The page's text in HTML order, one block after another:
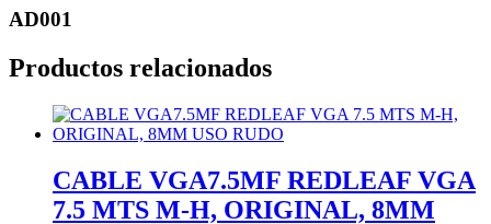
AD001
Productos relacionados
CABLE VGA7.5MF REDLEAF VGA
7.5 MTS M-H, ORIGINAL, 8MM